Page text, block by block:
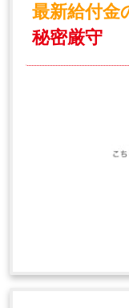
最新給付金
秘密厳守